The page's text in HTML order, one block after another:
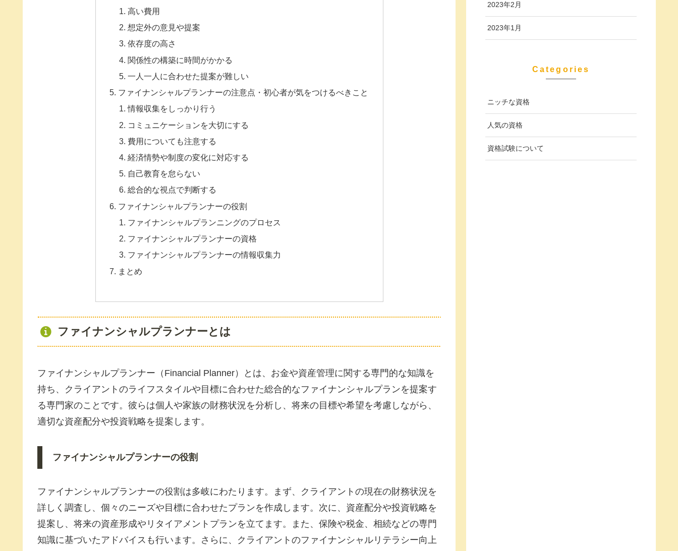
高い費用
想定外の意見や提案
依存度の高さ
関係性の構築に時間がかかる
一人一人に合わせた提案が難しい
ファイナンシャルプランナーの注意点・初心者が気をつけるべきこと
情報収集をしっかり行う
コミュニケーションを大切にする
費用についても注意する
経済情勢や制度の変化に対応する
自己教育を怠らない
総合的な視点で判断する
ファイナンシャルプランナーの役割
ファイナンシャルプランニングのプロセス
ファイナンシャルプランナーの資格
ファイナンシャルプランナーの情報収集力
まとめ
ファイナンシャルプランナーとは
ファイナンシャルプランナー（Financial Planner）とは、お金や資産管理に関する専門的な知識を
持ち、クライアントのライフスタイルや目標に合わせた総合的なファイナンシャルプランを提案す
る専門家のことです。彼らは個人や家族の財務状況を分析し、将来の目標や希望を考慮しながら、
適切な資産配分や投資戦略を提案します。
ファイナンシャルプランナーの役割
ファイナンシャルプランナーの役割は多岐にわたります。まず、クライアントの現在の財務状況を
詳しく調査し、個々のニーズや目標に合わせたプランを作成します。次に、資産配分や投資戦略を
提案し、将来の資産形成やリタイアメントプランを立てます。また、保険や税金、相続などの専門
知識に基づいたアドバイスも行います。さらに、クライアントのファイナンシャルリテラシー向上
2023年2月
2023年1月
Categories
ニッチな資格
人気の資格
資格試験について